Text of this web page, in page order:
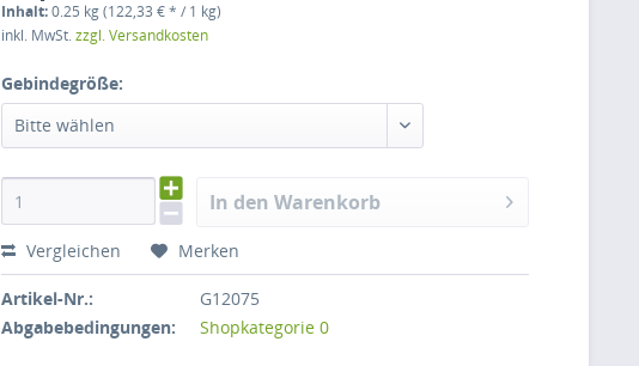
Inhalt:0.25 kg (122,33 € * / 1 kg)
inkl. MwSt.zzgl. Versandkosten
Gebindegröße:
Bitte wählen
In den Warenkorb
Vergleichen Merken
Artikel-Nr.:
G12075
Abgabebedingungen:
Shopkategorie 0